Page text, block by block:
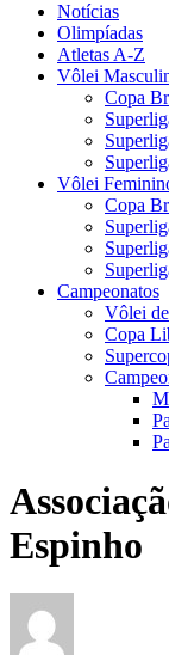
Notícias
Olimpíadas
Atletas A-Z
Vôlei
Copa
Vôlei
Copa
Campeonatos
Vôlei
Copa
Espinho